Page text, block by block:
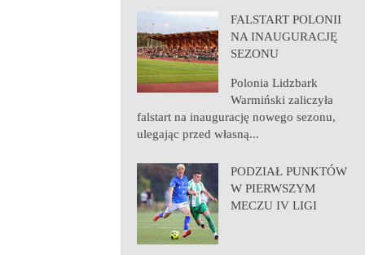
FALSTART POLONII
NA INAUGURACJĘ
SEZONU
Polonia Lidzbark
Warmiński zaliczyła
falstart na inaugurację nowego sezonu,
ulegając przed własną...
PODZIAŁ PUNKTÓW
W PIERWSZYM
MECZU IV LIGI